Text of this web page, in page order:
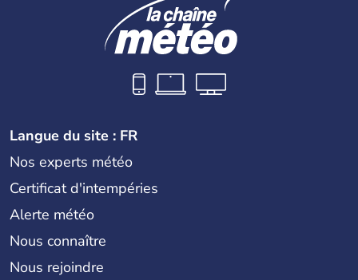
Langue du site : FR
Nos experts météo
Certificat d'intempéries
Alerte météo
Nous connaître
Nous rejoindre